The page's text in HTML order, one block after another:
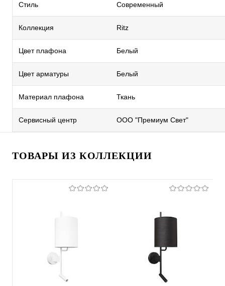
Стиль Современный
Коллекция Ritz
Цвет плафона Белый
Цвет арматуры Белый
Материал плафона Ткань
Сервисный центр ООО "Премиум Свет"
ТОВАРЫ ИЗ КОЛЛЕКЦИИ